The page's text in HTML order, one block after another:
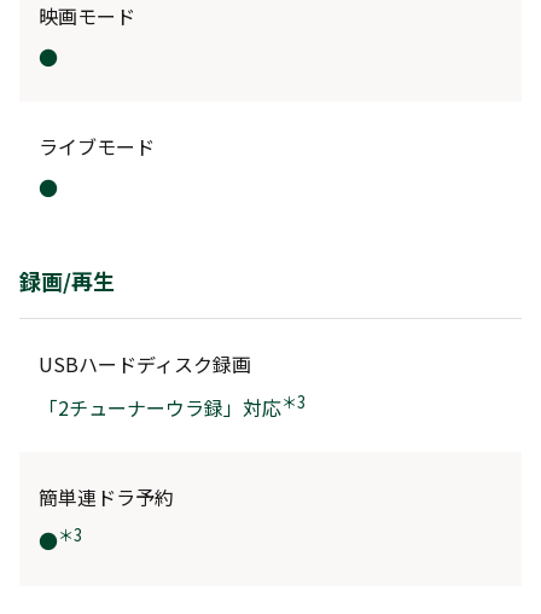
映画モード
●
ライブモード
●
録画/再生
USBハードディスク録画
「2チューナーウラ録」対応＊3
簡単連ドラ予約
●＊3